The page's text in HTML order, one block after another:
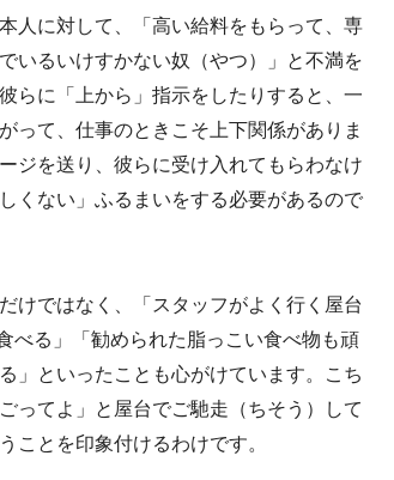
人に対して、「高い給料をもらって、専
いるいけすかない奴（やつ）」と不満を
らに「上から」指示をしたりすると、一
って、仕事のときこそ上下関係がありま
ジを送り、彼らに受け入れてもらわなけ
くない」ふるまいをする必要があるので
けではなく、「スタッフがよく行く屋台
べる」「勧められた脂っこい食べ物も頑
」といったことも心がけています。こち
ってよ」と屋台でご馳走（ちそう）して
ことを印象付けるわけです。